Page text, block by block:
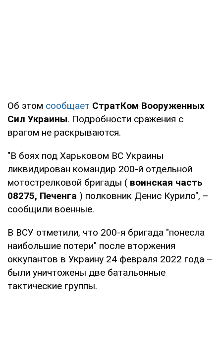
Об этом сообщает СтратКом Вооруженных
Сил Украины. Подробности сражения с
врагом не раскрываются.
"В боях под Харьковом ВС Украины
ликвидирован командир 200-й отдельной
мотострелковой бригады ( воинская часть
08275, Печенга ) полковник Денис Курило", –
сообщили военные.
В ВСУ отметили, что 200-я бригада "понесла
наибольшие потери" после вторжения
оккупантов в Украину 24 февраля 2022 года –
были уничтожены две батальонные
тактические группы.